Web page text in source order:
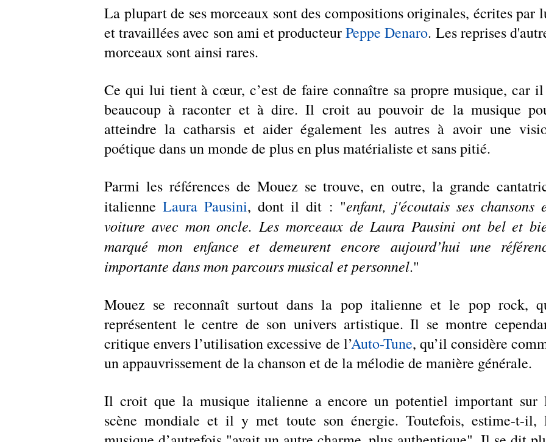
La plupart de ses morceaux sont des compositions originales, écrites par
et travaillées avec son ami et producteur Peppe Denaro. Les reprises
morceaux sont ainsi rares.
Ce qui lui tient à cœur, c’est de faire connaître sa propre musique, car
beaucoup à raconter et à dire. Il croit au pouvoir de la musique
atteindre la catharsis et aider également les autres à avoir une
poétique dans un monde de plus en plus matérialiste et sans pitié.
Parmi les références de Mouez se trouve, en outre, la grande
italienne Laura Pausini, dont il dit : "enfant, j'écoutais ses chansons
voiture avec mon oncle. Les morceaux de Laura Pausini ont bel et
marqué mon enfance et demeurent encore aujourd’hui une
importante dans mon parcours musical et personnel."
Mouez se reconnaît surtout dans la pop italienne et le pop rock,
représentent le centre de son univers artistique. Il se montre
critique envers l’utilisation excessive de l’Auto-Tune, qu’il considère
un appauvrissement de la chanson et de la mélodie de manière générale.
Il croit que la musique italienne a encore un potentiel important sur
scène mondiale et il y met toute son énergie. Toutefois, estime-t-il,